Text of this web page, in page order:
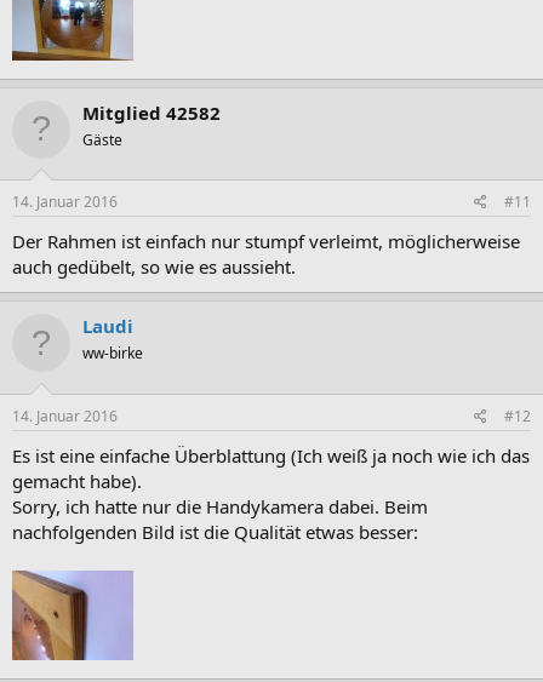
Mitglied 42582
Gäste
14. Januar 2016 #11
Der Rahmen ist einfach nur stumpf verleimt, möglicherweise
auch gedübelt, so wie es aussieht.
Laudi
ww-birke
14. Januar 2016 #12
Es ist eine einfache Überblattung (Ich weiß ja noch wie ich das
gemacht habe).
Sorry, ich hatte nur die Handykamera dabei. Beim
nachfolgenden Bild ist die Qualität etwas besser: